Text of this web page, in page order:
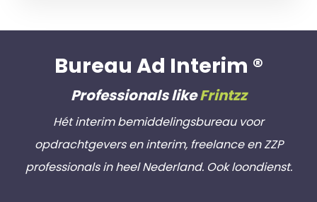
Bureau Ad Interim ®
Professionals likeFrintzz
Hét interim bemiddelingsbureau voor
opdrachtgevers en interim, freelance en ZZP
professionals in heel Nederland. Ook loondienst.